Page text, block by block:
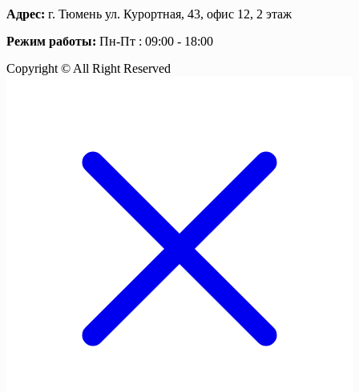
Адрес: г. Тюмень ул. Курортная, 43, офис 12, 2 этаж
Режим работы: Пн-Пт : 09:00 - 18:00
Copyright © All Right Reserved